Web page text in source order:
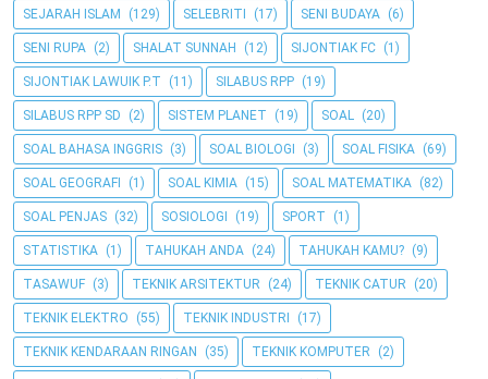
SEJARAH ISLAM (129) SELEBRITI (17) SENI BUDAYA (6)
SENI RUPA (2) SHALAT SUNNAH (12) SIJONTIAK FC (1)
SIJONTIAK LAWUIK P.T (11) SILABUS RPP (19)
SILABUS RPP SD (2) SISTEM PLANET (19) SOAL (20)
SOAL BAHASA INGGRIS (3) SOAL BIOLOGI (3) SOAL FISIKA (69)
SOAL GEOGRAFI (1) SOAL KIMIA (15) SOAL MATEMATIKA (82)
SOAL PENJAS (32) SOSIOLOGI (19) SPORT (1)
STATISTIKA (1) TAHUKAH ANDA (24) TAHUKAH KAMU? (9)
TASAWUF (3) TEKNIK ARSITEKTUR (24) TEKNIK CATUR (20)
TEKNIK ELEKTRO (55) TEKNIK INDUSTRI (17)
TEKNIK KENDARAAN RINGAN (35) TEKNIK KOMPUTER (2)